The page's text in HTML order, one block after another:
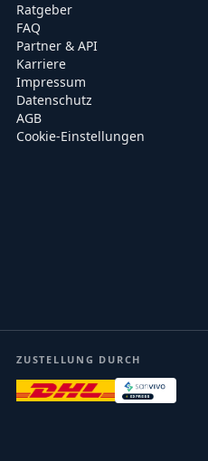
Ratgeber
FAQ
Partner & API
Karriere
Impressum
Datenschutz
AGB
Cookie-Einstellungen
ZUSTELLUNG DURCH